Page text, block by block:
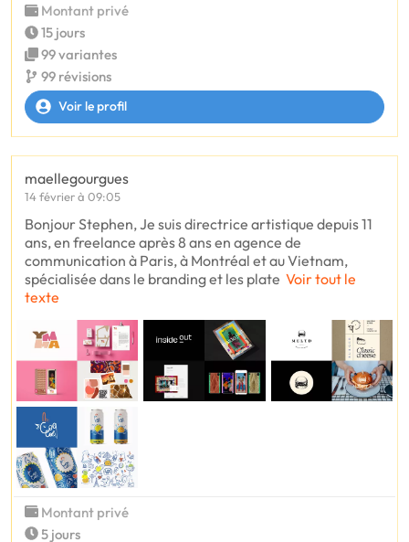
Montant privé
15 jours
99 variantes
99 révisions
Voir le profil
maellegourgues
14 février à 09:05
Bonjour Stephen, Je suis directrice artistique depuis 11
ans, en freelance après 8 ans en agence de
communication à Paris, à Montréal et au Vietnam,
spécialisée dans le branding et les plate Voir tout le
texte
Montant privé
5 jours